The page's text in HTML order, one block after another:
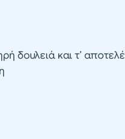
δουλειά και τ’